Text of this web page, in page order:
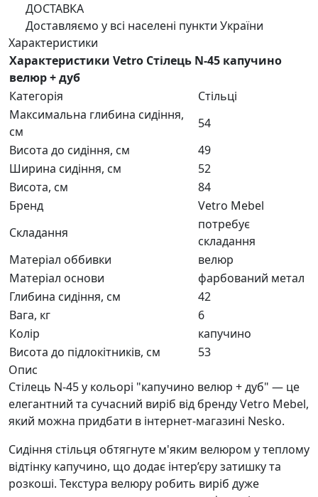
ДОСТАВКА
Доставляємо у всі населені пункти України
Характеристики
Характеристики Vetro Стілець N-45 капучино
велюр + дуб
Категорія
Стільці
Максимальна глибина сидіння,
см
54
Висота до сидіння, см
49
Ширина сидіння, см
52
Висота, см
84
Бренд
Vetro Mebel
Складання
потребує
складання
Матеріал оббивки
велюр
Матеріал основи
фарбований метал
Глибина сидіння, см
42
Вага, кг
6
Колір
капучино
Висота до підлокітників, см
53
Опис
Стілець N-45 у кольорі "капучино велюр + дуб" — це
елегантний та сучасний виріб від бренду Vetro Mebel,
який можна придбати в інтернет-магазині Nesko.
Сидіння стільця обтягнуте м'яким велюром у теплому
відтінку капучино, що додає інтер’єру затишку та
розкоші. Текстура велюру робить виріб дуже